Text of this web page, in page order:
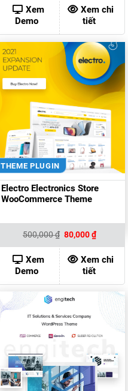
350,000 ₫.
là:
80,000
Xem
Demo
Xem chi
tiết
THEME PLUGIN
Electro Electronics Store
WooCommerce Theme
500,000₫ Giá
gốc
là:
500,000 ₫.
80,000₫Giá
hiện
tại
là:
80,000
Xem
Demo
Xem chi
tiết